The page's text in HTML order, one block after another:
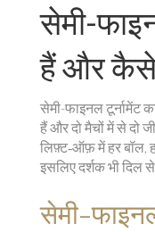
सेमी-
हैं और
सेमी-फाइनल टूर्नामेंट
हैं और दो मैचों में से दो
लिफ़्ट‑ऑफ़ में हर बॉल,
इसलिए दर्शक भी दिल
सेमी-